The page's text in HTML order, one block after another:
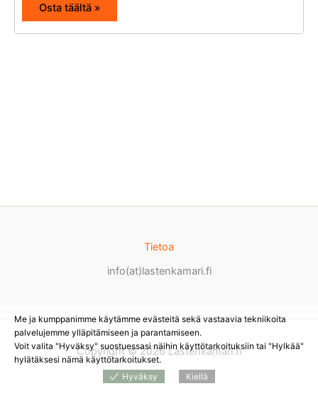
Osta täältä »
Tietoa
info(at)lastenkamari.fi
Copyright © 2026 Lastenkamari.fi
Me ja kumppanimme käytämme evästeitä sekä vastaavia tekniikoita
palvelujemme ylläpitämiseen ja parantamiseen.
Voit valita "Hyväksy" suostuessasi näihin käyttötarkoituksiin tai "Hylkää"
hylätäksesi nämä käyttötarkoitukset.
Hyväksy
Kiellä